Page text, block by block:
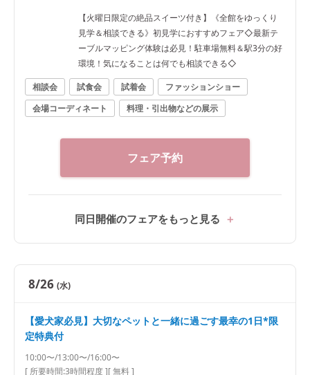
【火曜日限定の絶品スイーツ付き】《全館をゆっくり
見学＆相談できる》初見学におすすめフェア◇最新テ
ーブルマッピング体験は必見！駐車場無料＆駅3分の好
環境！気になることは何でも相談できる◇
相談会
試食会 試着会
ファッションショー
会場コーディネート
料理・引出物などの展示
フェア予約
同日開催のフェアをもっと見る
8/26 (水)
【愛犬家必見】大切なペットと一緒に過ごす最幸の1日*限
定特典付
10:00〜/13:00〜/16:00〜
[ 所要時間:3時間程度][ 無料 ]